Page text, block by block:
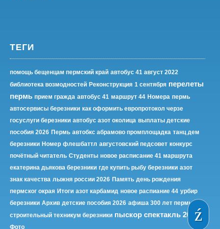
ТЕГИ
помощь бещенцам пермский край автобус 41 август 2022
библиотека возмодностей Реконструкция 1 сентября перелеты
пермь прием гражда автобус 41 маршрут 44 Номера пермь
автосервисы березники как оформить европротокол черзе
госуслуги березники автобус азот околица выплаты детские
пособия 2026 Пермь автобкс абрамово промплощадка танц дем
березники Номер флешбаттл августовский педсовет конкурс
почётный читатель Студенты новое расписание 41 маршрута
екатерина дьякова березники где купить рыбу березники азот
знак качества лыжня россии 2026 Память день рождения
пермског окрая Итоги азот карбамид новое распиание 44 урбир
березники Архив детские пособия 2026 афиша 300 лет пермь
строительный техникум березники пыскор спектакль 2023
Фото